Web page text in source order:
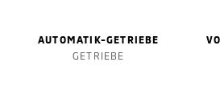
AUTOMATIK-GETRIEBE
GETRIEBE